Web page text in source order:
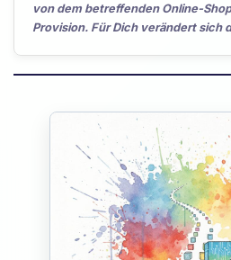
von dem betreffenden Online-
Provision. Für Dich verändert sich